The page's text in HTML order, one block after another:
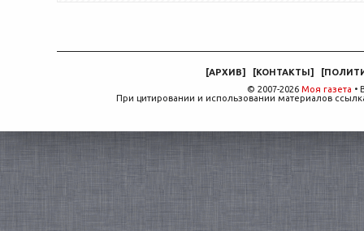
[АРХИВ] [КОНТАКТЫ] [
© 2007-2026 Моя газета •
При цитировании и использовании материалов